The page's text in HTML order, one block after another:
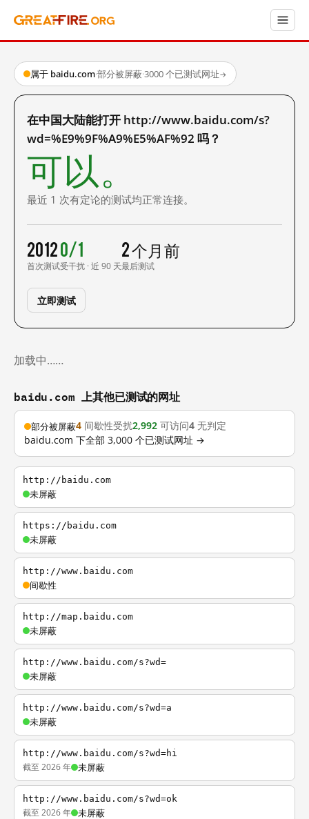
属于 baidu.com·部分被屏蔽·3000 个已测试网址→
在中国大陆能打开 http://www.baidu.com/s?
wd=%E9%9F%A9%E5%AF%92 吗？
可以。
最近 1 次有定论的测试均正常连接。
2012
首次测试
0/1
受干扰 · 近 90 天
2 个月前
最后测试
立即测试
加载中……
baidu.com 上其他已测试的网址
部分被屏蔽4 间歇性受扰2,992 可访问4 无判定
baidu.com 下全部 3,000 个已测试网址 →
http://baidu.com
未屏蔽
https://baidu.com
未屏蔽
http://www.baidu.com
间歇性
http://map.baidu.com
未屏蔽
http://www.baidu.com/s?wd=
未屏蔽
http://www.baidu.com/s?wd=a
未屏蔽
http://www.baidu.com/s?wd=hi
截至 2026 年 未屏蔽
http://www.baidu.com/s?wd=ok
截至 2026 年 未屏蔽